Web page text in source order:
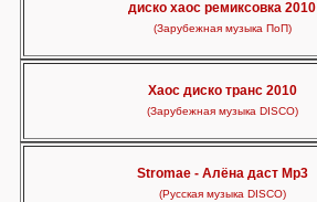
диско хаос ремиксовка 2010
(Зарубежная музыка ПоП)
Хаос диско транс 2010
(Зарубежная музыка DISCO)
Stromae - Алёна даст Mp3
(Русская музыка DISCO)